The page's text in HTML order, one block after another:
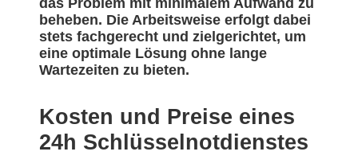
das Problem mit minimalem Aufwand zu
beheben. Die Arbeitsweise erfolgt dabei
stets fachgerecht und zielgerichtet, um
eine optimale Lösung ohne lange
Wartezeiten zu bieten.
Kosten und Preise eines
24h Schlüsselnotdienstes